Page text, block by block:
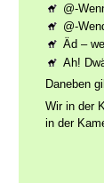
@-
@-
Äd –
Ah!
Daneben
Wir in der
in der